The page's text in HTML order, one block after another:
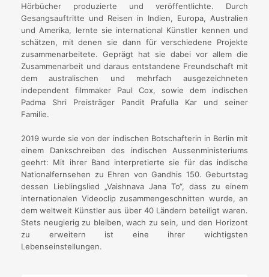
Hörbücher produzierte und veröffentlichte. Durch
Gesangsauftritte und Reisen in Indien, Europa, Australien
und Amerika, lernte sie international Künstler kennen und
schätzen, mit denen sie dann für verschiedene Projekte
zusammenarbeitete. Geprägt hat sie dabei vor allem die
Zusammenarbeit und daraus entstandene Freundschaft mit
dem australischen und mehrfach ausgezeichneten
independent filmmaker Paul Cox, sowie dem indischen
Padma Shri Preisträger Pandit Prafulla Kar und seiner
Familie.
2019 wurde sie von der indischen Botschafterin in Berlin mit
einem Dankschreiben des indischen Aussenministeriums
geehrt: Mit ihrer Band interpretierte sie für das indische
Nationalfernsehen zu Ehren von Gandhis 150. Geburtstag
dessen Lieblingslied „Vaishnava Jana To“, dass zu einem
internationalen Videoclip zusammengeschnitten wurde, an
dem weltweit Künstler aus über 40 Ländern beteiligt waren.
Stets neugierig zu bleiben, wach zu sein, und den Horizont
zu erweitern ist eine ihrer wichtigsten
Lebenseinstellungen.